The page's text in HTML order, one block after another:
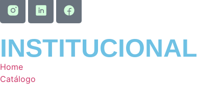
INSTITUCIONAL
Home
Catálogo